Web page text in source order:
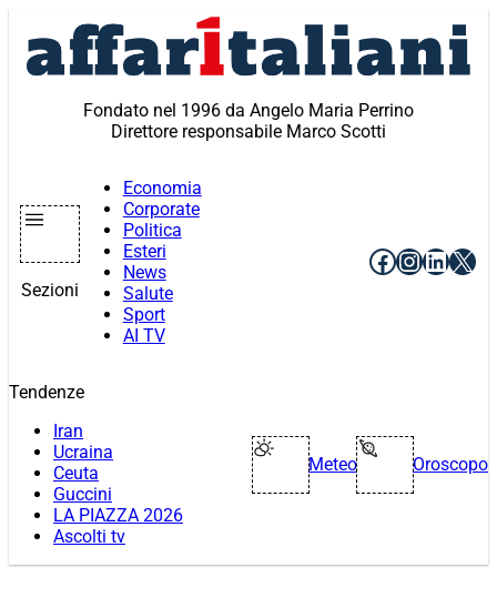
contenuto
Fondato nel 1996 da Angelo Maria Perrino
Direttore responsabile Marco Scotti
Sezioni
Economia
Corporate
Politica
Esteri
News
Salute
Sport
AI TV
Facebook
X
Tendenze
Iran
Ucraina
Ceuta
Guccini
LA PIAZZA 2026
Ascolti tv
Meteo Oroscopo